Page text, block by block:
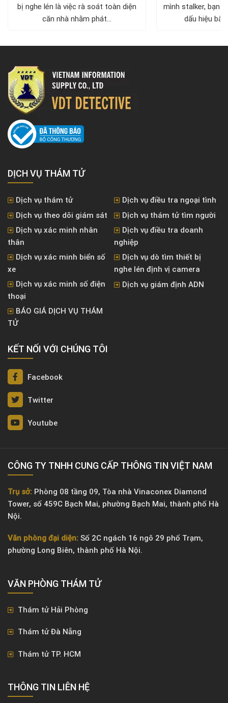
bị nghe lén là việc rà soát toàn diện
căn nhà nhằm phát...
mình stalker, bạn
dấu hiệu bất
DỊCH VỤ THÁM TỬ
Dịch vụ thám tử
Dịch vụ điều tra ngoại tình
Dịch vụ theo dõi giám sát
Dịch vụ thám tử tìm người
Dịch vụ xác minh nhân
thân
Dịch vụ điều tra doanh
nghiệp
Dịch vụ xác minh biển số
xe
Dịch vụ dò tìm thiết bị
nghe lén định vị camera
Dịch vụ xác minh số điện
thoại
Dịch vụ giám định ADN
BÁO GIÁ DỊCH VỤ THÁM
TỬ
KẾT NỐI VỚI CHÚNG TÔI
Facebook
Twitter
Youtube
CÔNG TY TNHH CUNG CẤP THÔNG TIN VIỆT NAM
Trụ sở: Phòng 08 tầng 09, Tòa nhà Vinaconex Diamond
Tower, số 459C Bạch Mai, phường Bạch Mai, thành phố Hà
Nội.
Văn phòng đại diện: Số 2C ngách 16 ngõ 29 phố Trạm,
phường Long Biên, thành phố Hà Nội.
VĂN PHÒNG ​THÁM TỬ
Thám tử Hải Phòng
Thám tử Đà Nẵng
Thám tử TP. HCM
THÔNG TIN LIÊN HỆ